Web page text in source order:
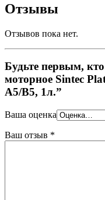
Отзывы
Отзывов пока нет.
Будьте первым,
моторное Sintec
A5/B5, 1л.”
Ваша оценка
Ваш отзыв *